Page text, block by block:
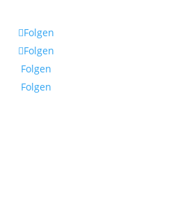
Folgen
Folgen
Folgen
Folgen